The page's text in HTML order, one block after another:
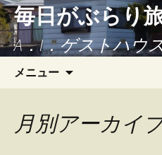
毎日がぶらり
A．I．ゲストハウ
メニュー
月別アーカイ